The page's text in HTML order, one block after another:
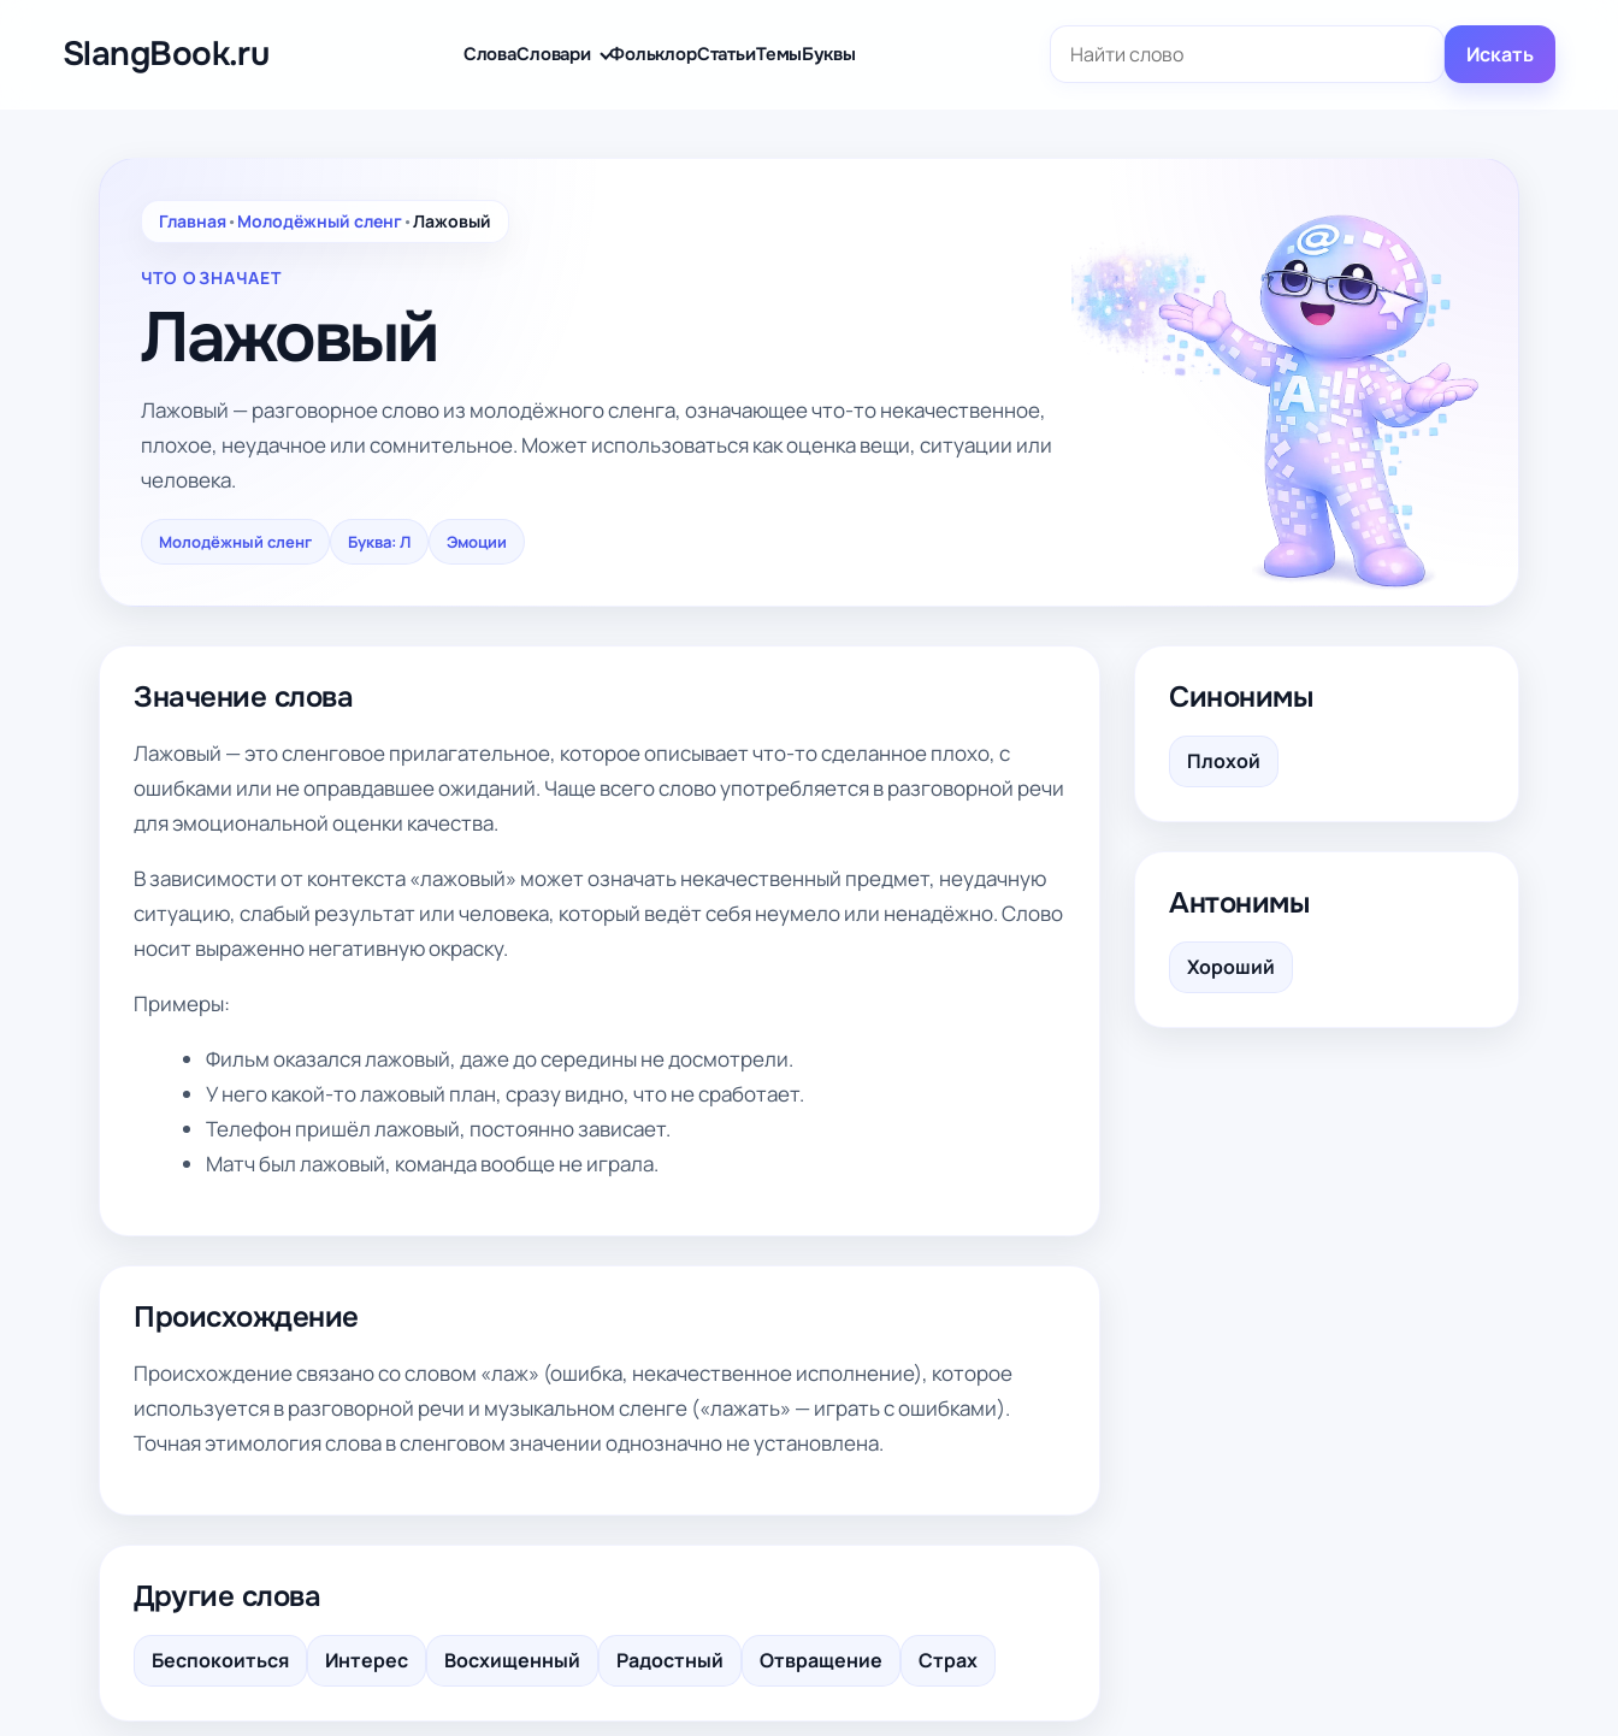
содержимомуSlangBook.ru СловаСловари ФольклорСтатьиТемыБуквы Искать
Главная• Молодёжный сленг•Лажовый
ЧТО ОЗНАЧАЕТ
Лажовый
Лажовый — разговорное слово из молодёжного сленга, означающее что-то некачественное,
плохое, неудачное или сомнительное. Может использоваться как оценка вещи, ситуации или
человека.
Молодёжный сленг Буква: Л Эмоции
Значение слова
Лажовый — это сленговое прилагательное, которое описывает что-то сделанное плохо, с
ошибками или не оправдавшее ожиданий. Чаще всего слово употребляется в разговорной речи
для эмоциональной оценки качества.
В зависимости от контекста «лажовый» может означать некачественный предмет, неудачную
ситуацию, слабый результат или человека, который ведёт себя неумело или ненадёжно. Слово
носит выраженно негативную окраску.
Примеры:
Фильм оказался лажовый, даже до середины не досмотрели.
У него какой-то лажовый план, сразу видно, что не сработает.
Телефон пришёл лажовый, постоянно зависает.
Матч был лажовый, команда вообще не играла.
Происхождение
Происхождение связано со словом «лаж» (ошибка, некачественное исполнение), которое
используется в разговорной речи и музыкальном сленге («лажать» — играть с ошибками).
Точная этимология слова в сленговом значении однозначно не установлена.
Другие слова
Беспокоиться Интерес Восхищенный Радостный Отвращение Страх
Синонимы
Плохой
Антонимы
Хороший